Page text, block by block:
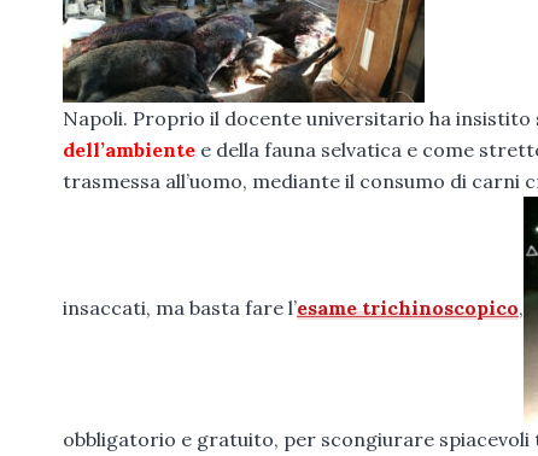
Napoli. Proprio il docente universitario ha
dell’ambiente e della fauna selvatica e come
trasmessa all’uomo, mediante il consumo di carni
insaccati, ma basta fare l’esame trichinoscopico,
obbligatorio e gratuito, per scongiurare spiacevoli